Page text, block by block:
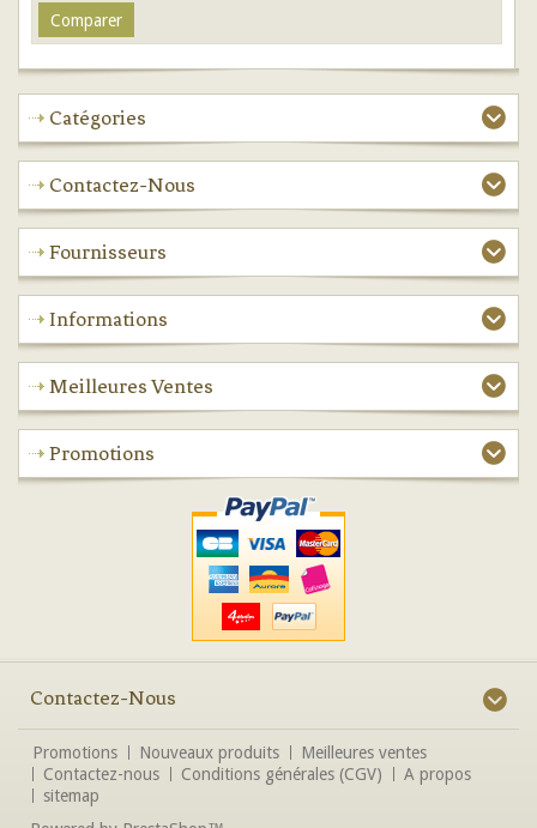
Catégories
Contactez-Nous
Fournisseurs
Informations
Meilleures Ventes
Promotions
Contactez-Nous
Promotions Nouveaux produits
Meilleures ventes
Contactez-nous
Conditions générales (CGV)
A propos
sitemap